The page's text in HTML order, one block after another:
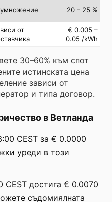
умножение 20 – 25 %
от
€ 0.005 –
0.05 /kWh
30–60% към спот
истинската цена
зависи от
и типа договор.
в Ветланда
CEST за € 0.0000
уреди в този
CEST достига € 0.0070
съдомиялната